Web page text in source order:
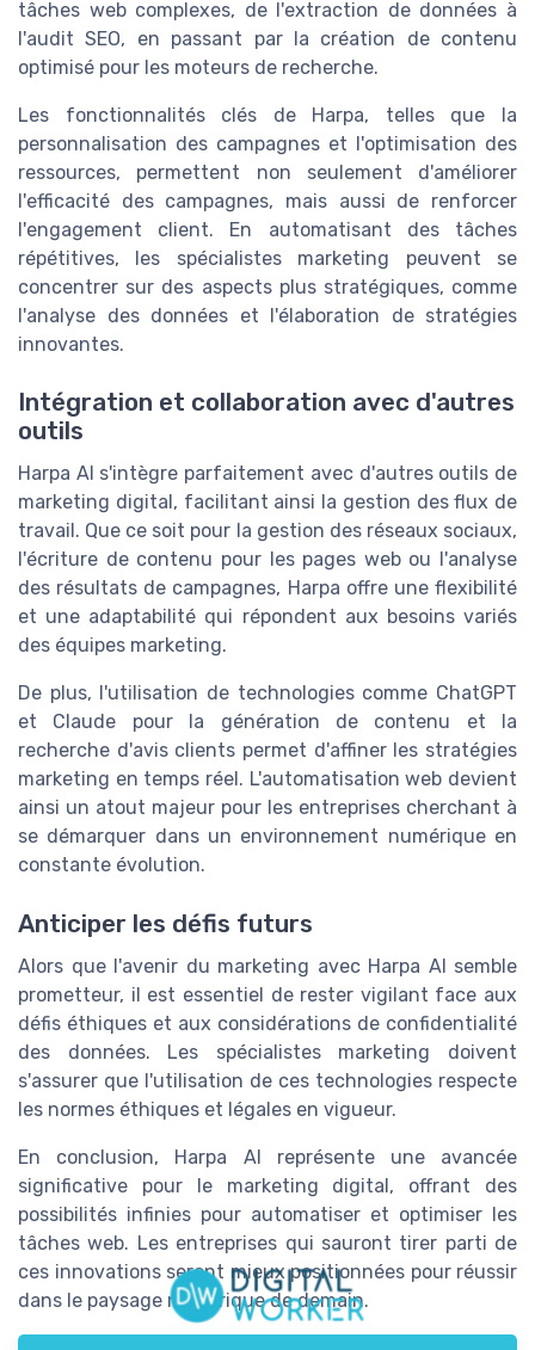
tâches web complexes, de l'extraction de données à
l'audit SEO, en passant par la création de contenu
optimisé pour les moteurs de recherche.
Les fonctionnalités clés de Harpa, telles que la
personnalisation des campagnes et l'optimisation des
ressources, permettent non seulement d'améliorer
l'efficacité des campagnes, mais aussi de renforcer
l'engagement client. En automatisant des tâches
répétitives, les spécialistes marketing peuvent se
concentrer sur des aspects plus stratégiques, comme
l'analyse des données et l'élaboration de stratégies
innovantes.
Intégration et collaboration avec d'autres
outils
Harpa AI s'intègre parfaitement avec d'autres outils de
marketing digital, facilitant ainsi la gestion des flux de
travail. Que ce soit pour la gestion des réseaux sociaux,
l'écriture de contenu pour les pages web ou l'analyse
des résultats de campagnes, Harpa offre une flexibilité
et une adaptabilité qui répondent aux besoins variés
des équipes marketing.
De plus, l'utilisation de technologies comme ChatGPT
et Claude pour la génération de contenu et la
recherche d'avis clients permet d'affiner les stratégies
marketing en temps réel. L'automatisation web devient
ainsi un atout majeur pour les entreprises cherchant à
se démarquer dans un environnement numérique en
constante évolution.
Anticiper les défis futurs
Alors que l'avenir du marketing avec Harpa AI semble
prometteur, il est essentiel de rester vigilant face aux
défis éthiques et aux considérations de confidentialité
des données. Les spécialistes marketing doivent
s'assurer que l'utilisation de ces technologies respecte
les normes éthiques et légales en vigueur.
En conclusion, Harpa AI représente une avancée
significative pour le marketing digital, offrant des
possibilités infinies pour automatiser et optimiser les
tâches web. Les entreprises qui sauront tirer parti de
ces innovations seront mieux positionnées pour réussir
dans le paysage numérique de demain.